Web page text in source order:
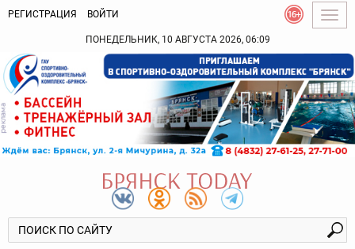
РЕГИСТРАЦИЯ ВОЙТИ
ПОНЕДЕЛЬНИК, 10 АВГУСТА 2026, 06:09